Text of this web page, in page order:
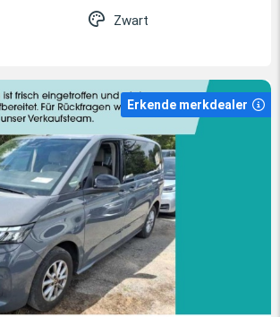
Zwart
Erkende merkdealer